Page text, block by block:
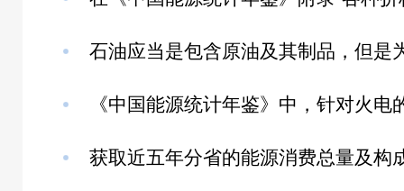
获取近五年分省的能源消费总量及构